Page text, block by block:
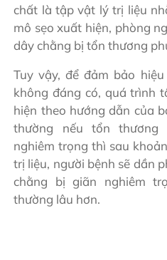
chất là tập vật lý trị liệu
mô sẹo xuất hiện, phòng
dây chằng bị tổn thương
Tuy vậy, để đảm bảo
không đáng có, quá trình
hiện theo hướng dẫn của
thường nếu tổn thương
nghiêm trọng thì sau
trị liệu, người bệnh sẽ dần
chằng bị giãn nghiêm
thường lâu hơn.